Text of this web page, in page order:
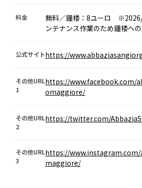
料金
無料／鐘楼：8ユーロ
ンテナンス作業のため鐘楼へ
公式サイトhttps://
その他URL
1
https://www.facebook.com/
omaggiore/
その他URL
2
https://twitter.com/
その他URL
3
https://
maggiore/